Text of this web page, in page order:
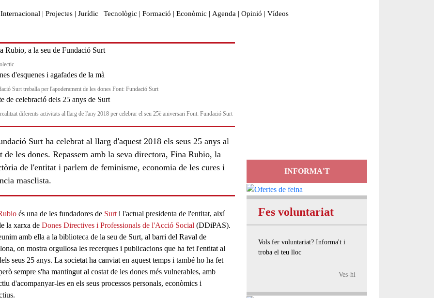
Internacional | Projectes | Jurídic | Tecnològic | Formació | Econòmic | Agenda | Opinió | Vídeos
Surt treballa per l'apoderament de les dones Font: Fundació Surt
diferents activitats al llarg de l'any 2018 per celebrar el seu 25è aniversari Font: Fundació Surt
Surt ha celebrat al llarg d'aquest 2018 els seus 25 anys al
de les dones. Repassem amb la seva directora, Fina Rubio, la
de l'entitat i parlem de feminisme, economia de les cures i
masclista.
és una de les fundadores de Surti l'actual presidenta de l'entitat, així
la xarxa de Dones Directives i Professionals de l'Acció Social (DDiPAS).
amb ella a la biblioteca de la seu de Surt, al barri del Raval de
on mostra orgullosa les recerques i publicacions que ha fet l'entitat al
seus 25 anys. La societat ha canviat en aquest temps i també ho ha fet
sempre s'ha mantingut al costat de les dones més vulnerables, amb
d'acompanyar-les en els seus processos personals, econòmics i
INFORMA'T
Fes voluntariat
Vols fer voluntariat? Informa't i
troba el teu lloc
Ves-hi